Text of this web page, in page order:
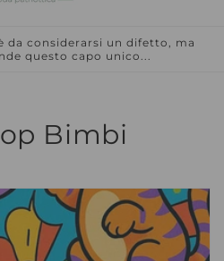
da considerarsi un difetto, ma
questo capo unico...
Bimbi